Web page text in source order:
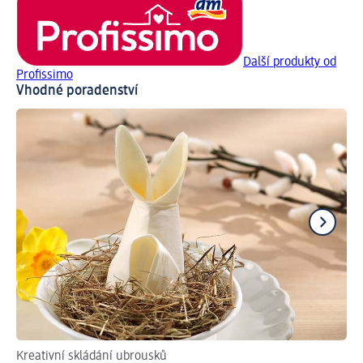
Další produkty od
Profissimo
Vhodné poradenství
Kreativní skládání ubrousků